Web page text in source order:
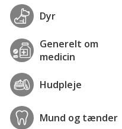
Dyr
Generelt om
medicin
Hudpleje
Mund og tænder